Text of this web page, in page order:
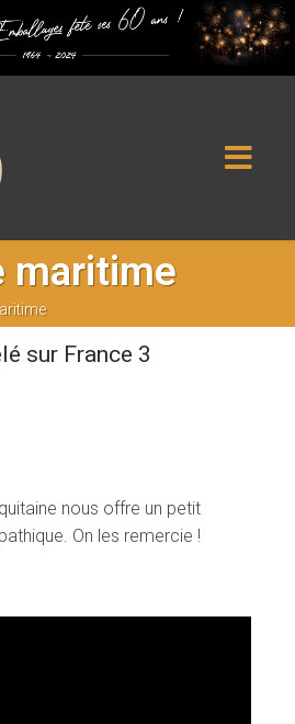
maritime
sur France 3
nous offre un petit
On les remercie !